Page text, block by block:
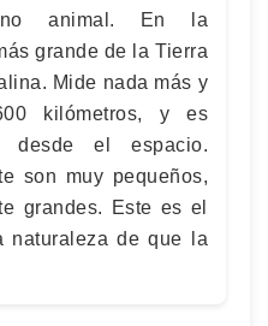
animal. En la
grande de la Tierra
Mide nada más y
kilómetros, y es
desde el espacio.
son muy pequeños,
grandes. Este es el
naturaleza de que la